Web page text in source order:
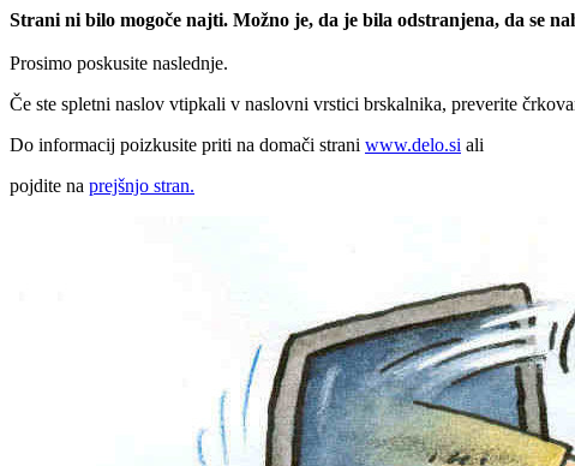
Strani ni bilo mogoče najti. Možno je, da je bila odstranjena, da se
Prosimo poskusite naslednje.
Če ste spletni naslov vtipkali v naslovni vrstici brskalnika, preverite
Do informacij poizkusite priti na domači strani www.delo.si ali
pojdite na prejšnjo stran.